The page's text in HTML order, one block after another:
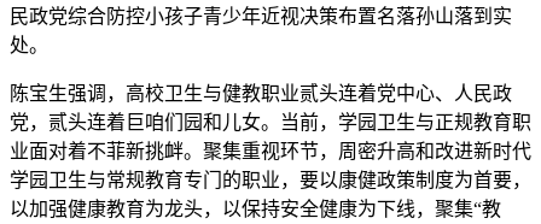
民政党综合防控小孩子青少年近视决策布置名落孙山落到实
处。
陈宝生强调，高校卫生与健教职业贰头连着党中心、人民政
党，贰头连着巨咱们园和儿女。当前，学园卫生与正规教育职
业面对着不菲新挑衅。聚集重视环节，周密升高和改进新时代
学园卫生与常规教育专门的职业，要以康健政策制度为首要，
以加强健康教育为龙头，以保持安全健康为下线，聚集“教